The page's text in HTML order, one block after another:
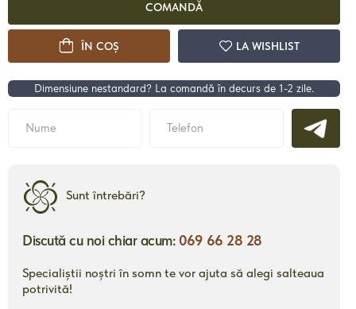
Pat Comfy
Detalii
COMANDĂ
ÎN COȘ LA WISHLIST
Dimensiune nestandard? La comandă în decurs de 1-2 zile.
Sunt întrebări?
Discută cu noi chiar acum:069 66 28 28
Specialiștii noștri în somn te vor ajuta să alegi salteaua
potrivită!